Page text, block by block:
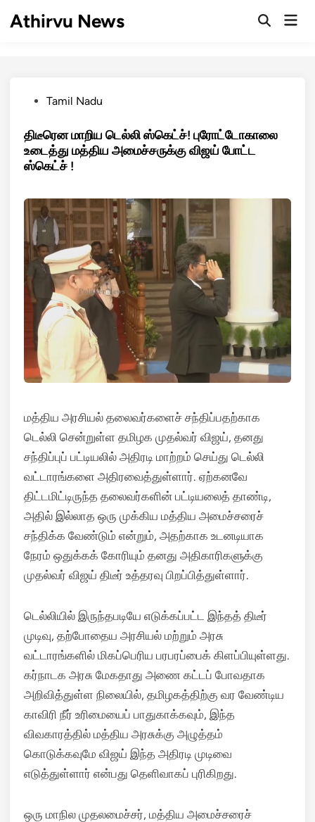
Athirvu News
OpenMain
PostedTamil Nadu
திடீரென மாறிய டெல்லி ஸ்கெட்ச்! புரோட்டோகாலை
உடைத்து மத்திய அமைச்சருக்கு விஜய் போட்ட
ஸ்கெட்ச் !
மத்திய அரசியல் தலைவர்களைச் சந்திப்பதற்காக
டெல்லி சென்றுள்ள தமிழக முதல்வர் விஜய், தனது
சந்திப்புப் பட்டியலில் அதிரடி மாற்றம் செய்து டெல்லி
வட்டாரங்களை அதிரவைத்துள்ளார். ஏற்கனவே
திட்டமிட்டிருந்த தலைவர்களின் பட்டியலைத் தாண்டி,
அதில் இல்லாத ஒரு முக்கிய மத்திய அமைச்சரைச்
சந்திக்க வேண்டும் என்றும், அதற்காக உடனடியாக
நேரம் ஒதுக்கக் கோரியும் தனது அதிகாரிகளுக்கு
முதல்வர் விஜய் திடீர் உத்தரவு பிறப்பித்துள்ளார்.
டெல்லியில் இருந்தபடியே எடுக்கப்பட்ட இந்தத் திடீர்
முடிவு, தற்போதைய அரசியல் மற்றும் அரசு
வட்டாரங்களில் மிகப்பெரிய பரபரப்பைக் கிளப்பியுள்ளது.
கர்நாடக அரசு மேகதாது அணை கட்டப் போவதாக
அறிவித்துள்ள நிலையில், தமிழகத்திற்கு வர வேண்டிய
காவிரி நீர் உரிமையைப் பாதுகாக்கவும், இந்த
விவகாரத்தில் மத்திய அரசுக்கு அழுத்தம்
கொடுக்கவுமே விஜய் இந்த அதிரடி முடிவை
எடுத்துள்ளார் என்பது தெளிவாகப் புரிகிறது.
ஒரு மாநில முதலமைச்சர், மத்திய அமைச்சரைச்